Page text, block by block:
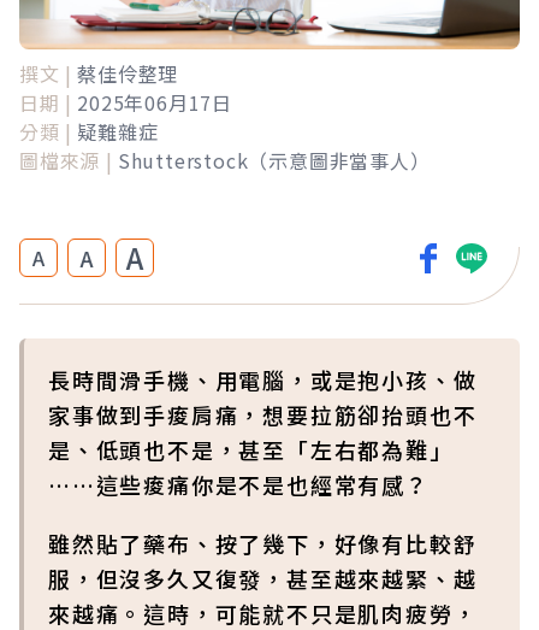
撰文 | 蔡佳伶整理
日期 | 2025年06月17日
分類 | 疑難雜症
圖檔來源 | Shutterstock（示意圖非當事人）
A A A
長時間滑手機、用電腦，或是抱小孩、做
家事做到手痠肩痛，想要拉筋卻抬頭也不
是、低頭也不是，甚至「左右都為難」
……這些痠痛你是不是也經常有感？
雖然貼了藥布、按了幾下，好像有比較舒
服，但沒多久又復發，甚至越來越緊、越
來越痛。這時，可能就不只是肌肉疲勞，